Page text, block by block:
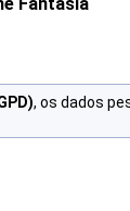
, os dados